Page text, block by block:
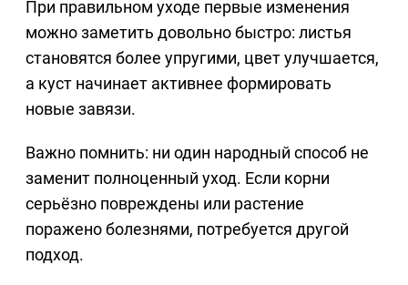
При правильном уходе первые изменения
можно заметить довольно быстро: листья
становятся более упругими, цвет улучшается,
а куст начинает активнее формировать
новые завязи.
Важно помнить: ни один народный способ не
заменит полноценный уход. Если корни
серьёзно повреждены или растение
поражено болезнями, потребуется другой
подход.